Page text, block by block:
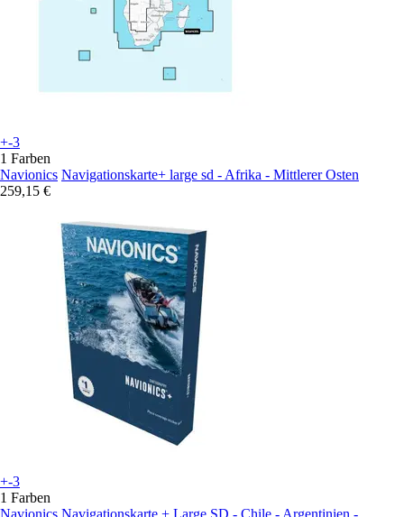
+-3
1 Farben
Navionics Navigationskarte+ large sd - Afrika - Mittlerer Osten
259,15 €
+-3
1 Farben
Navionics Navigationskarte + Large SD - Chile - Argentinien -